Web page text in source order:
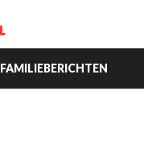
FAMILIEBERICHTEN